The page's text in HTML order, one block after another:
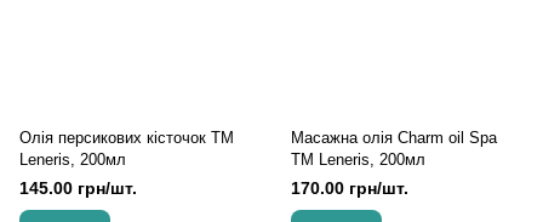
Олія персикових кісточок TM
Leneris, 200мл
145.00 грн/шт.
Масажна олія Charm oil Spa
TM Leneris, 200мл
170.00 грн/шт.